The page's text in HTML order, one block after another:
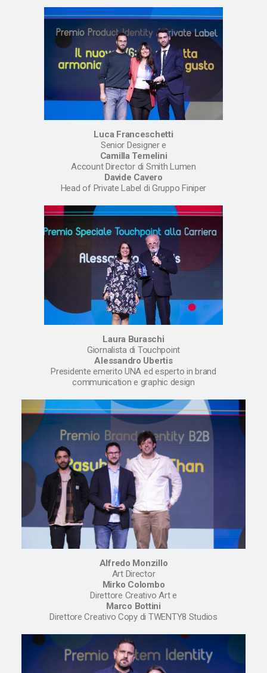
Luca Franceschetti
Senior Designer e
Camilla Temelini
Account Director di Smith Lumen
Davide Cavero
Head of Private Label di Gruppo Finiper
Laura Buraschi
Giornalista di Touchpoint
Alessandro Ubertis
Presidente emerito UNA ed esperto in brand
communication e graphic design
Alfredo Monzillo
Art Director
Mirko Colombo
Direttore Creativo Art e
Marco Bottini
Direttore Creativo Copy di TWENTY8 Studios